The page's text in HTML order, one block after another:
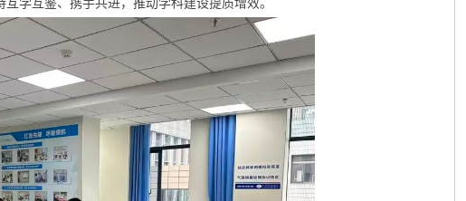
学互鉴、携手共进，推动学科建设提质增效。